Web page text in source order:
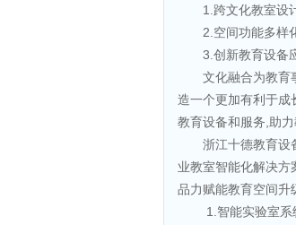
1.跨文化教室设
2.空间功能多样
3.创新教育设备
文化融合为教育
造一个更加有利于成
教育设备和服务,助
浙江十德教育设
业教室智能化解决
品力赋能教育空间升
1.智能实验室